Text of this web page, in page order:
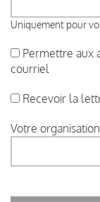
Uniquement pour
Permettre aux
courriel
Recevoir la
Votre organisation